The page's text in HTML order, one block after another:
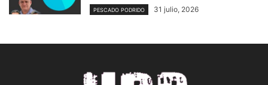
PESCADO PODRIDO 31 julio, 2026